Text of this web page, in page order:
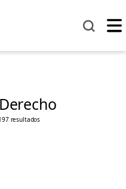
Derecho
resultados